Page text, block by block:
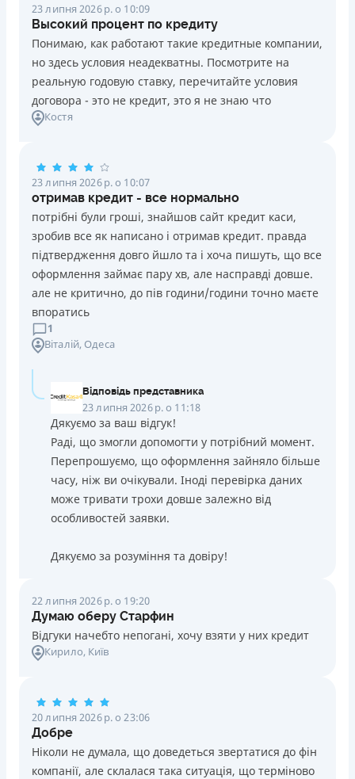
23 липня 2026 р. о 10:09
Высокий процент по кредиту
Понимаю, как работают такие кредитные компании,
но здесь условия неадекватны. Посмотрите на
реальную годовую ставку, перечитайте условия
договора - это не кредит, это я не знаю что
Костя
23 липня 2026 р. о 10:07
отримав кредит - все нормально
потрібні були гроші, знайшов сайт кредит каси,
зробив все як написано і отримав кредит. правда
підтвердження довго йшло та і хоча пишуть, що все
оформлення займає пару хв, але насправді довше.
але не критично, до пів години/години точно маєте
впоратись
1
Віталій, Одеса
Відповідь представника
23 липня 2026 р. о 11:18
Дякуємо за ваш відгук!
Раді, що змогли допомогти у потрібний момент.
Перепрошуємо, що оформлення зайняло більше
часу, ніж ви очікували. Іноді перевірка даних
може тривати трохи довше залежно від
особливостей заявки.
Дякуємо за розуміння та довіру!
22 липня 2026 р. о 19:20
Думаю оберу Старфин
Відгуки начебто непогані, хочу взяти у них кредит
Кирило, Київ
20 липня 2026 р. о 23:06
Добре
Ніколи не думала, що доведеться звертатися до фін
компанії, але склалася така ситуація, що терміново